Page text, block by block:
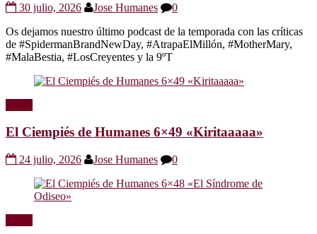
30 julio, 2026 Jose Humanes
0
Os dejamos nuestro último podcast de la temporada con las críticas
de #SpidermanBrandNewDay, #AtrapaElMillón, #MotherMary,
#MalaBestia, #LosCreyentes y la 9ºT
El Ciempiés de Humanes 6×49 «Kiritaaaaa»
24 julio, 2026 Jose Humanes 0